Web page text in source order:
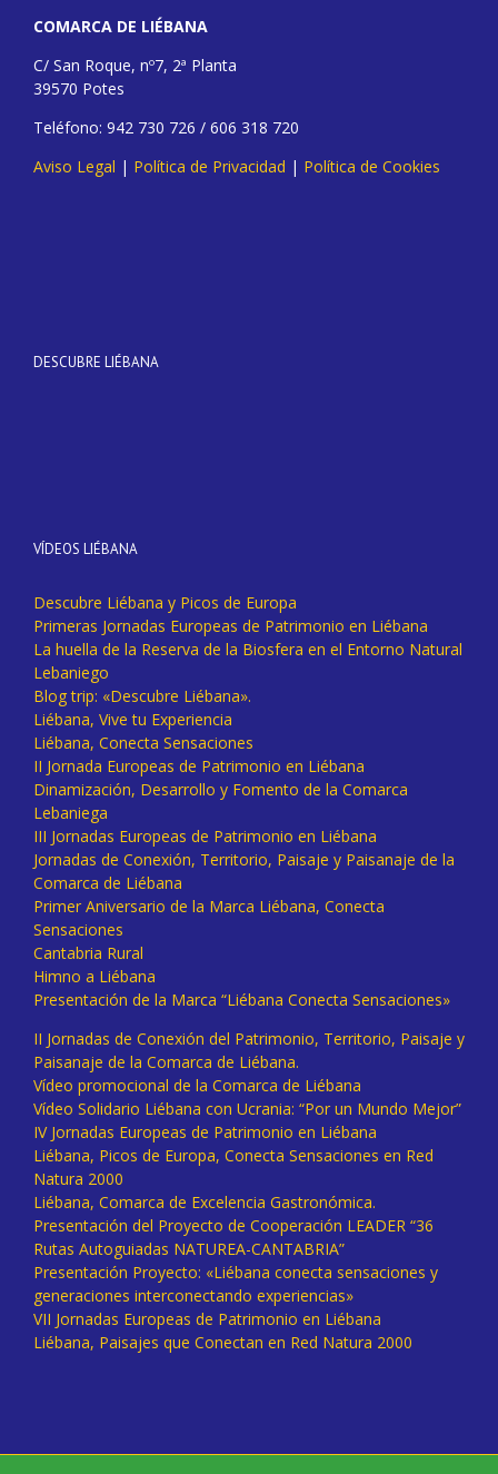
COMARCA DE LIÉBANA
C/ San Roque, nº7, 2ª Planta
39570 Potes
Teléfono: 942 730 726 / 606 318 720
Aviso Legal | Política de Privacidad | Política de Cookies
DESCUBRE LIÉBANA
VÍDEOS LIÉBANA
Descubre Liébana y Picos de Europa
Primeras Jornadas Europeas de Patrimonio en Liébana
La huella de la Reserva de la Biosfera en el Entorno Natural
Lebaniego
Blog trip: «Descubre Liébana».
Liébana, Vive tu Experiencia
Liébana, Conecta Sensaciones
II Jornada Europeas de Patrimonio en Liébana
Dinamización, Desarrollo y Fomento de la Comarca
Lebaniega
III Jornadas Europeas de Patrimonio en Liébana
Jornadas de Conexión, Territorio, Paisaje y Paisanaje de la
Comarca de Liébana
Primer Aniversario de la Marca Liébana, Conecta
Sensaciones
Cantabria Rural
Himno a Liébana
Presentación de la Marca “Liébana Conecta Sensaciones»
II Jornadas de Conexión del Patrimonio, Territorio, Paisaje y
Paisanaje de la Comarca de Liébana.
Vídeo promocional de la Comarca de Liébana
Vídeo Solidario Liébana con Ucrania: “Por un Mundo Mejor”
IV Jornadas Europeas de Patrimonio en Liébana
Liébana, Picos de Europa, Conecta Sensaciones en Red
Natura 2000
Liébana, Comarca de Excelencia Gastronómica.
Presentación del Proyecto de Cooperación LEADER “36
Rutas Autoguiadas NATUREA-CANTABRIA”
Presentación Proyecto: «Liébana conecta sensaciones y
generaciones interconectando experiencias»
VII Jornadas Europeas de Patrimonio en Liébana
Liébana, Paisajes que Conectan en Red Natura 2000